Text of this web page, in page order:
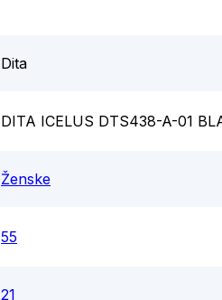
Dita
DITA ICELUS DTS438-A-01
Ženske
55
21